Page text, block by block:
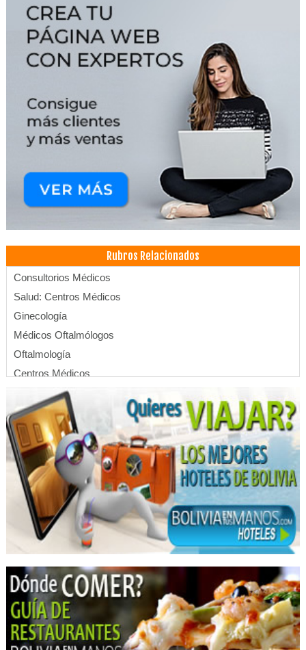
Rubros Relacionados
Consultorios Médicos
Salud: Centros Médicos
Ginecología
Médicos Oftalmólogos
Oftalmología
Centros Médicos
Centro médico de la piel
Dermatólogo - Pediatría
Dermatólogos
Médicos Dermatólogos
Nutrición
Centros de Belleza
Estética Integral
Láser
Consultorio dermatológico
Cuidados de la piel
Tratamientos para la piel
Médicos Acupunturistas